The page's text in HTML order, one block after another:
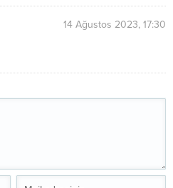
14 Ağustos 2023, 17:30